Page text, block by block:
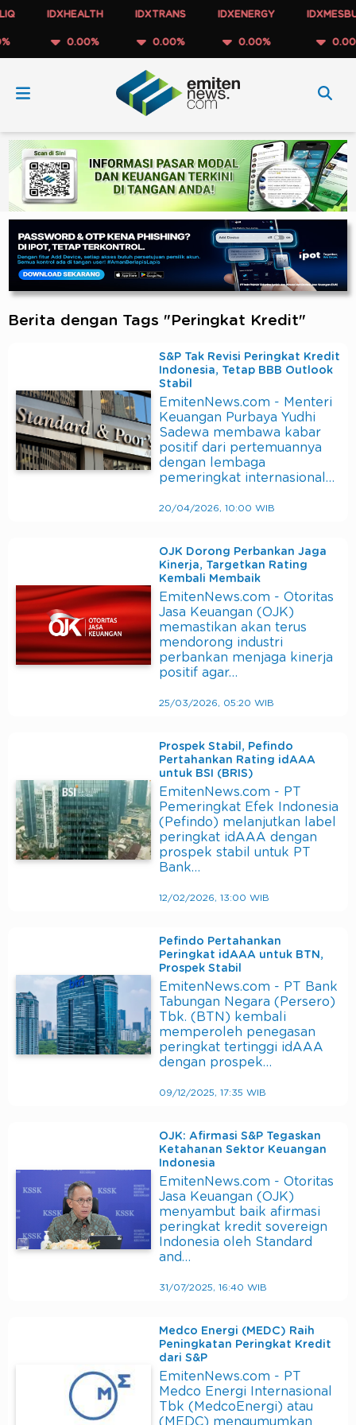
IDXHEALTH
0.00%
IDXTRANS
0.00%
IDXENERGY
0.00%
IDXMESBUMN
0.00%
Berita dengan Tags "Peringkat Kredit"
S&P Tak Revisi Peringkat Kredit
Indonesia, Tetap BBB Outlook
Stabil
EmitenNews.com - Menteri
Keuangan Purbaya Yudhi
Sadewa membawa kabar
positif dari pertemuannya
dengan lembaga
pemeringkat internasional…
20/04/2026, 10:00 WIB
OJK Dorong Perbankan Jaga
Kinerja, Targetkan Rating
Kembali Membaik
EmitenNews.com - Otoritas
Jasa Keuangan (OJK)
memastikan akan terus
mendorong industri
perbankan menjaga kinerja
positif agar…
25/03/2026, 05:20 WIB
Prospek Stabil, Pefindo
Pertahankan Rating idAAA
untuk BSI (BRIS)
EmitenNews.com - PT
Pemeringkat Efek Indonesia
(Pefindo) melanjutkan label
peringkat idAAA dengan
prospek stabil untuk PT
Bank…
12/02/2026, 13:00 WIB
Pefindo Pertahankan
Peringkat idAAA untuk BTN,
Prospek Stabil
EmitenNews.com - PT Bank
Tabungan Negara (Persero)
Tbk. (BTN) kembali
memperoleh penegasan
peringkat tertinggi idAAA
dengan prospek…
09/12/2025, 17:35 WIB
OJK: Afirmasi S&P Tegaskan
Ketahanan Sektor Keuangan
Indonesia
EmitenNews.com - Otoritas
Jasa Keuangan (OJK)
menyambut baik afirmasi
peringkat kredit sovereign
Indonesia oleh Standard
and…
31/07/2025, 16:40 WIB
Medco Energi (MEDC) Raih
Peningkatan Peringkat Kredit
dari S&P
EmitenNews.com - PT
Medco Energi Internasional
Tbk (MedcoEnergi) atau
(MEDC) mengumumkan